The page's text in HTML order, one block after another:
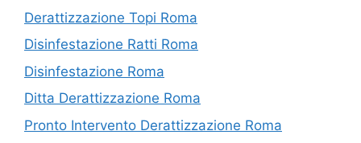
Derattizzazione Topi Roma
Disinfestazione Ratti Roma
Disinfestazione Roma
Ditta Derattizzazione Roma
Pronto Intervento Derattizzazione Roma